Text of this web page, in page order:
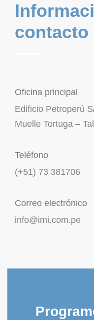
contacto
Oficina principal
Edificio Petroperú
Muelle Tortuga –
Teléfono
(+51) 73 381706
Correo electrónico
info@imi.com.pe